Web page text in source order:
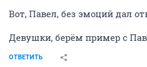
Вот, Павел, без эмоций дал
Девушки, берём пример с
ОТВЕТИТЬ